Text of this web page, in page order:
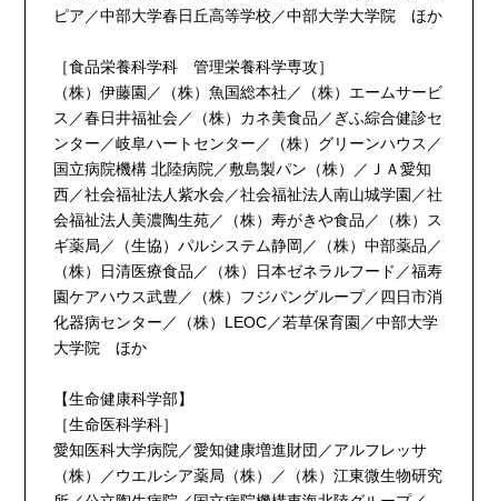
ピア／中部大学春日丘高等学校／中部大学大学院 ほか
［食品栄養科学科 管理栄養科学専攻］
（株）伊藤園／（株）魚国総本社／（株）エームサービ
ス／春日井福祉会／（株）カネ美食品／ぎふ綜合健診セ
ンター／岐阜ハートセンター／（株）グリーンハウス／
国立病院機構 北陸病院／敷島製パン（株）／ＪＡ愛知
西／社会福祉法人紫水会／社会福祉法人南山城学園／社
会福祉法人美濃陶生苑／（株）寿がきや食品／（株）ス
ギ薬局／（生協）パルシステム静岡／（株）中部薬品／
（株）日清医療食品／（株）日本ゼネラルフード／福寿
園ケアハウス武豊／（株）フジパングループ／四日市消
化器病センター／（株）LEOC／若草保育園／中部大学
大学院 ほか
【生命健康科学部】
［生命医科学科］
愛知医科大学病院／愛知健康増進財団／アルフレッサ
（株）／ウエルシア薬局（株）／（株）江東微生物研究